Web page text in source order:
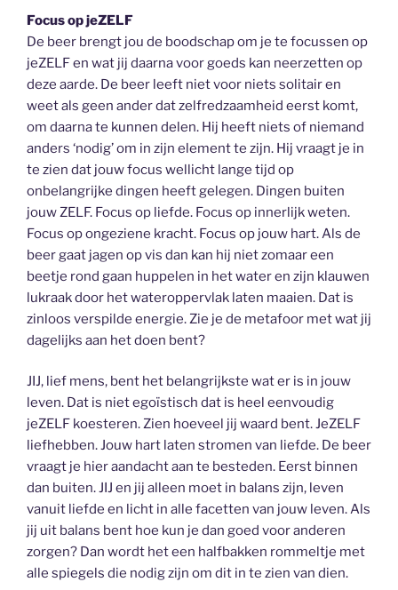
Focus op jeZELF
De beer brengt jou de boodschap om je te focussen op
jeZELF en wat jij daarna voor goeds kan neerzetten op
deze aarde. De beer leeft niet voor niets solitair en
weet als geen ander dat zelfredzaamheid eerst komt,
om daarna te kunnen delen. Hij heeft niets of niemand
anders ‘nodig’ om in zijn element te zijn. Hij vraagt je in
te zien dat jouw focus wellicht lange tijd op
onbelangrijke dingen heeft gelegen. Dingen buiten
jouw ZELF. Focus op liefde. Focus op innerlijk weten.
Focus op ongeziene kracht. Focus op jouw hart. Als de
beer gaat jagen op vis dan kan hij niet zomaar een
beetje rond gaan huppelen in het water en zijn klauwen
lukraak door het wateroppervlak laten maaien. Dat is
zinloos verspilde energie. Zie je de metafoor met wat jij
dagelijks aan het doen bent?
JIJ, lief mens, bent het belangrijkste wat er is in jouw
leven. Dat is niet egoïstisch dat is heel eenvoudig
jeZELF koesteren. Zien hoeveel jij waard bent. JeZELF
liefhebben. Jouw hart laten stromen van liefde. De beer
vraagt je hier aandacht aan te besteden. Eerst binnen
dan buiten. JIJ en jij alleen moet in balans zijn, leven
vanuit liefde en licht in alle facetten van jouw leven. Als
jij uit balans bent hoe kun je dan goed voor anderen
zorgen? Dan wordt het een halfbakken rommeltje met
alle spiegels die nodig zijn om dit in te zien van dien.